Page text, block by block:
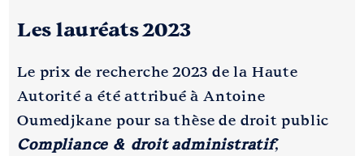
Les lauréats 2023
Le prix de recherche 2023 de la Haute
Autorité a été attribué à Antoine
Oumedjkane pour sa thèse de droit public
Compliance & droit administratif,